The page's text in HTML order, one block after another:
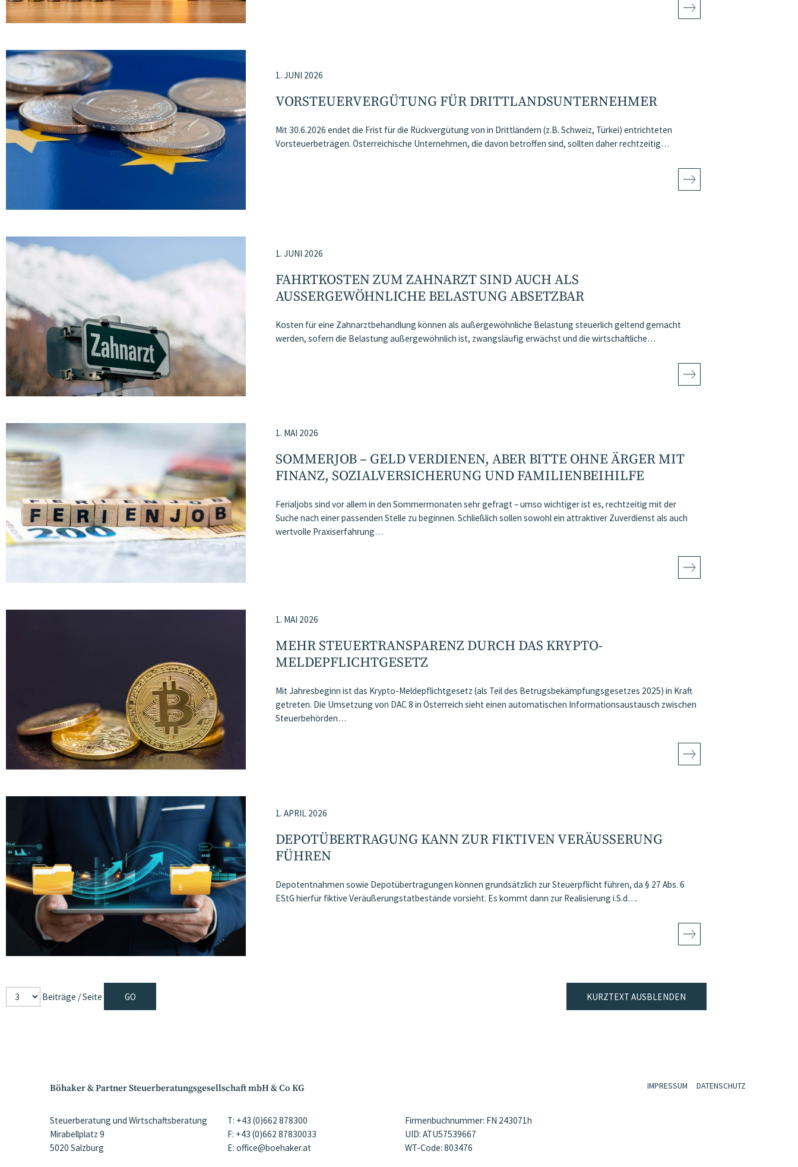
1. JUNI 2026
VORSTEUERVERGÜTUNG FÜR DRITTLANDSUNTERNEHMER
Mit 30.6.2026 endet die Frist für die Rückvergütung von in Drittländern (z.B. Schweiz, Türkei) entrichteten
Vorsteuerbeträgen. Österreichische Unternehmen, die davon betroffen sind, sollten daher rechtzeitig…
1. JUNI 2026
FAHRTKOSTEN ZUM ZAHNARZT SIND AUCH ALS
AUSSERGEWÖHNLICHE BELASTUNG ABSETZBAR
Kosten für eine Zahnarztbehandlung können als außergewöhnliche Belastung steuerlich geltend gemacht
werden, sofern die Belastung außergewöhnlich ist, zwangsläufig erwächst und die wirtschaftliche…
1. MAI 2026
SOMMERJOB – GELD VERDIENEN, ABER BITTE OHNE ÄRGER MIT
FINANZ, SOZIALVERSICHERUNG UND FAMILIENBEIHILFE
Ferialjobs sind vor allem in den Sommermonaten sehr gefragt – umso wichtiger ist es, rechtzeitig mit der
Suche nach einer passenden Stelle zu beginnen. Schließlich sollen sowohl ein attraktiver Zuverdienst als auch
wertvolle Praxiserfahrung…
1. MAI 2026
MEHR STEUERTRANSPARENZ DURCH DAS KRYPTO-
MELDEPFLICHTGESETZ
Mit Jahresbeginn ist das Krypto-Meldepflichtgesetz (als Teil des Betrugsbekämpfungsgesetzes 2025) in Kraft
getreten. Die Umsetzung von DAC 8 in Österreich sieht einen automatischen Informationsaustausch zwischen
Steuerbehörden…
1. APRIL 2026
DEPOTÜBERTRAGUNG KANN ZUR FIKTIVEN VERÄUSSERUNG F
ÜHREN
Depotentnahmen sowie Depotübertragungen können grundsätzlich zur Steuerpflicht führen, da § 27 Abs. 6
EStG hierfür fiktive Veräußerungstatbestände vorsieht. Es kommt dann zur Realisierung i.S.d….
Beiträge / Seite KURZTEXT AUSBLENDEN
Böhaker & Partner Steuerberatungsgesellschaft mbH & Co KG
Steuerberatung und Wirtschaftsberatung
Mirabellplatz 9
5020 Salzburg
T: +43 (0)662 878300
F: +43 (0)662 87830033
E: office@boehaker.at
Firmenbuchnummer: FN 243071h
UID: ATU57539667
WT-Code: 803476
IMPRESSUM DATENSCHUTZ